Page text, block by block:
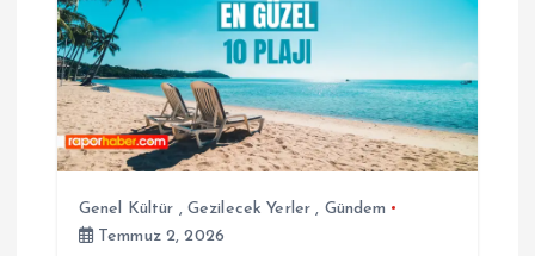
Genel Kültür , Gezilecek Yerler , Gündem
Temmuz 2, 2026